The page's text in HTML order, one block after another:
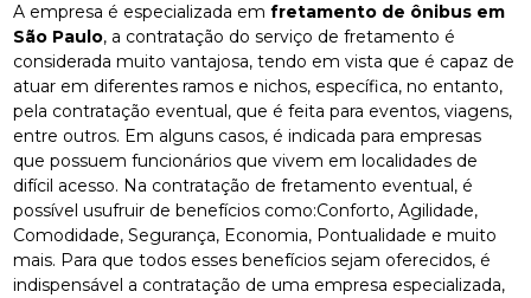
A empresa é especializada emfretamento de ônibus em
São Paulo, a contratação do serviço de fretamento é
considerada muito vantajosa, tendo em vista que é capaz de
atuar em diferentes ramos e nichos, específica, no entanto,
pela contratação eventual, que é feita para eventos, viagens,
entre outros. Em alguns casos, é indicada para empresas
que possuem funcionários que vivem em localidades de
difícil acesso. Na contratação de fretamento eventual, é
possível usufruir de benefícios como:Conforto, Agilidade,
Comodidade, Segurança, Economia, Pontualidade e muito
mais. Para que todos esses benefícios sejam oferecidos, é
indispensável a contratação de uma empresa especializada,